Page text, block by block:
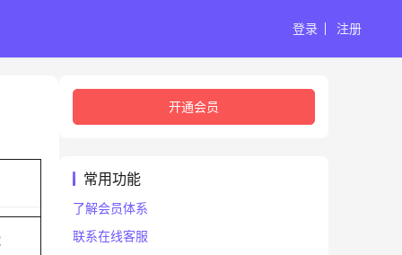
登录 注册
开通会员
常用功能
了解会员体系
联系在线客服